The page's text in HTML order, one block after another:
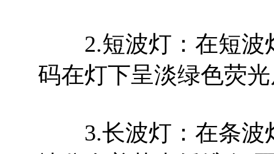
2.短波灯：在短波
码在灯下呈淡绿色荧
3.长波灯：在条波